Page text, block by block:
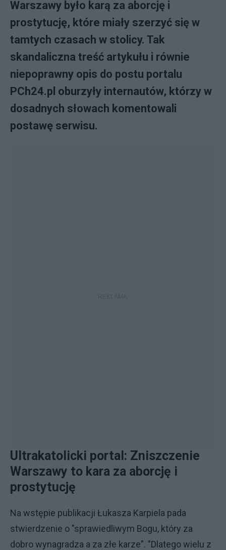
Warszawy było karą za aborcję i
prostytucję, które miały szerzyć się w
tamtych czasach w stolicy. Tak
skandaliczna treść artykułu i równie
niepoprawny opis do postu portalu
PCh24.pl oburzyły internautów, którzy w
dosadnych słowach komentowali
postawę serwisu.
Ultrakatolicki portal: Zniszczenie
Warszawy to kara za aborcję i
prostytucję
Na wstępie publikacji Łukasza Karpiela pada
stwierdzenie o "sprawiedliwym Bogu, który za
dobro wynagradza a za złe karze”. "Dlatego wielu z